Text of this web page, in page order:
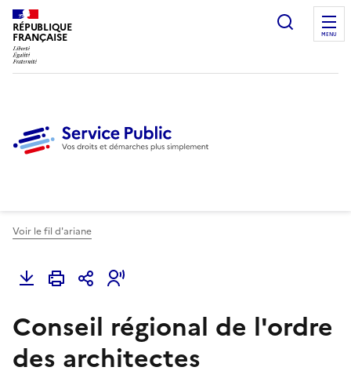
RÉPUBLIQUE
FRANÇAISE
Ouvrir
MENU
Voir le fil d'ariane
Conseil régional de l'ordre
des architectes